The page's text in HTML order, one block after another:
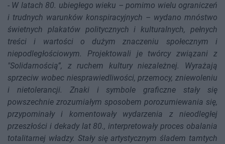
- W latach 80. ubiegłego wieku – pomimo wielu ograniczeń
i trudnych warunków konspiracyjnych – wydano mnóstwo
świetnych plakatów politycznych i kulturalnych, pełnych
treści i wartości o dużym znaczeniu społecznym i
niepodległościowym. Projektowali je twórcy związani z
"Solidarnością”, z ruchem kultury niezależnej. Wyrażają
sprzeciw wobec niesprawiedliwości, przemocy, zniewoleniu
i nietolerancji. Znaki i symbole graficzne stały się
powszechnie zrozumiałym sposobem porozumiewania się,
przypominały i komentowały wydarzenia z nieodległej
przeszłości i dekady lat 80., interpretowały proces obalania
totalitarnej władzy. Stały się artystycznym śladem tamtych